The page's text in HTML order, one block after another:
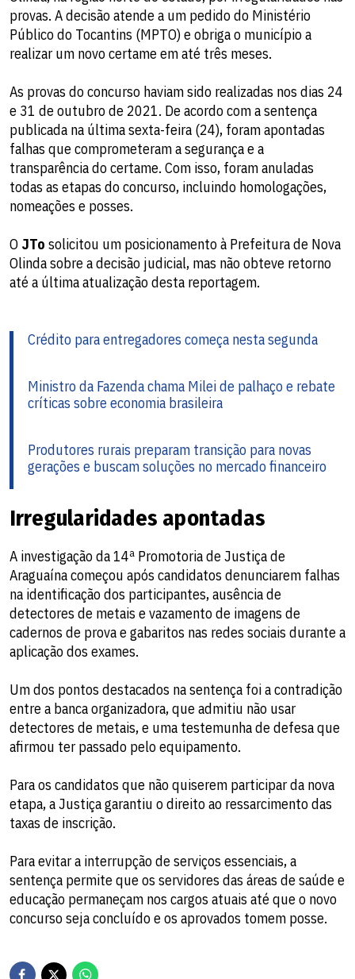
provas. A decisão atende a um pedido do Ministério
Público do Tocantins (MPTO) e obriga o município a
realizar um novo certame em até três meses.
As provas do concurso haviam sido realizadas nos dias 24
e 31 de outubro de 2021. De acordo com a sentença
publicada na última sexta-feira (24), foram apontadas
falhas que comprometeram a segurança e a
transparência do certame. Com isso, foram anuladas
todas as etapas do concurso, incluindo homologações,
nomeações e posses.
O JTo solicitou um posicionamento à Prefeitura de Nova
Olinda sobre a decisão judicial, mas não obteve retorno
até a última atualização desta reportagem.
Crédito para entregadores começa nesta segunda
Ministro da Fazenda chama Milei de palhaço e rebate
críticas sobre economia brasileira
Produtores rurais preparam transição para novas
gerações e buscam soluções no mercado financeiro
Irregularidades apontadas
A investigação da 14ª Promotoria de Justiça de
Araguaína começou após candidatos denunciarem falhas
na identificação dos participantes, ausência de
detectores de metais e vazamento de imagens de
cadernos de prova e gabaritos nas redes sociais durante a
aplicação dos exames.
Um dos pontos destacados na sentença foi a contradição
entre a banca organizadora, que admitiu não usar
detectores de metais, e uma testemunha de defesa que
afirmou ter passado pelo equipamento.
Para os candidatos que não quiserem participar da nova
etapa, a Justiça garantiu o direito ao ressarcimento das
taxas de inscrição.
Para evitar a interrupção de serviços essenciais, a
sentença permite que os servidores das áreas de saúde e
educação permaneçam nos cargos atuais até que o novo
concurso seja concluído e os aprovados tomem posse.